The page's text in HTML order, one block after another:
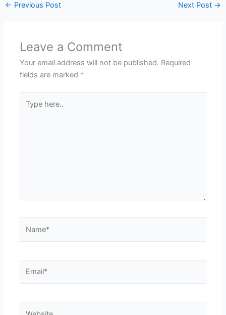
← Previous Post Next Post →
Leave a Comment
Your email address will not be published. Required
fields are marked *
here..